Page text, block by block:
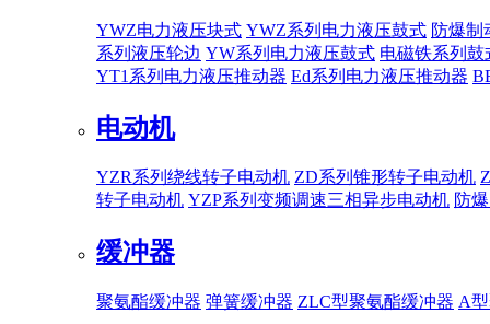
YWZ电力液压块式 YWZ系列电力液压鼓式 防爆制
系列液压轮边 YW系列电力液压鼓式 电磁铁系列鼓
YT1系列电力液压推动器 Ed系列电力液压推动器
电动机
YZR系列绕线转子电动机 ZD系列锥形转子电动机
转子电动机 YZP系列变频调速三相异步电动机 防
缓冲器
聚氨酯缓冲器 弹簧缓冲器 ZLC型聚氨酯缓冲器 A